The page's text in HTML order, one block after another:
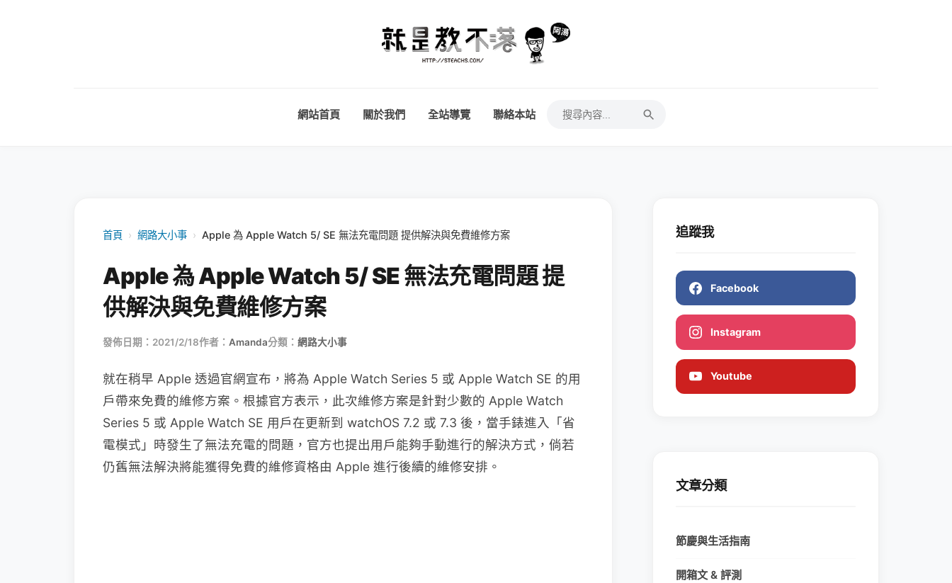
網站首頁 關於我們 全站導覽 聯絡本站
首頁 › 網路大小事 › Apple 為 Apple Watch 5/ SE 無法充電問題 提供解決與免費維修方案
Apple 為 Apple Watch 5/ SE 無法充電問題 提
供解決與免費維修方案
發佈日期：2021/2/18作者： Amanda分類： 網路大小事
就在稍早 Apple 透過官網宣布，將為 Apple Watch Series 5 或 Apple Watch SE 的用
戶帶來免費的維修方案。根據官方表示，此次維修方案是針對少數的 Apple Watch
Series 5 或 Apple Watch SE 用戶在更新到 watchOS 7.2 或 7.3 後，當手錶進入「省
電模式」時發生了無法充電的問題，官方也提出用戶能夠手動進行的解決方式，倘若
仍舊無法解決將能獲得免費的維修資格由 Apple 進行後續的維修安排。
追蹤我
Facebook
Instagram
Youtube
文章分類
節慶與生活指南
開箱文 & 評測